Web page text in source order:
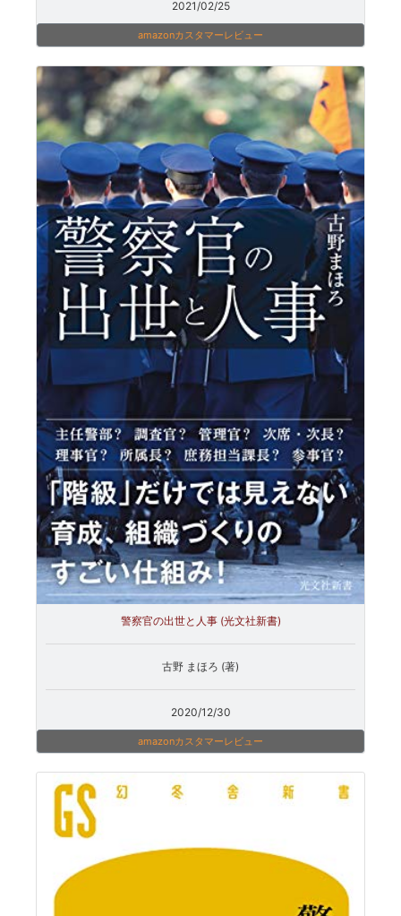
2021/02/25
amazonカスタマーレビュー
警察官の出世と人事 (光文社新書)
古野 まほろ (著)
2020/12/30
amazonカスタマーレビュー